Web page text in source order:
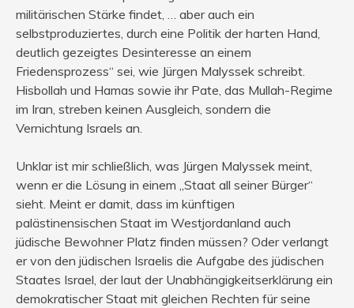
militärischen Stärke findet, … aber auch ein
selbstproduziertes, durch eine Politik der harten Hand,
deutlich gezeigtes Desinteresse an einem
Friedensprozess“ sei, wie Jürgen Malyssek schreibt.
Hisbollah und Hamas sowie ihr Pate, das Mullah-Regime
im Iran, streben keinen Ausgleich, sondern die
Vernichtung Israels an.
Unklar ist mir schließlich, was Jürgen Malyssek meint,
wenn er die Lösung in einem „Staat all seiner Bürger“
sieht. Meint er damit, dass im künftigen
palästinensischen Staat im Westjordanland auch
jüdische Bewohner Platz finden müssen? Oder verlangt
er von den jüdischen Israelis die Aufgabe des jüdischen
Staates Israel, der laut der Unabhängigkeitserklärung ein
demokratischer Staat mit gleichen Rechten für seine